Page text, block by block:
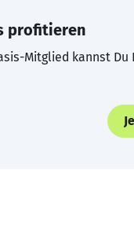
profitieren
Mitglied kannst